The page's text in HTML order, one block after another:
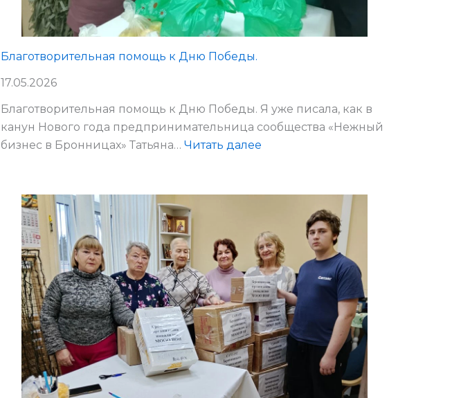
Благотворительная помощь к Дню Победы.
17.05.2026
Благотворительная помощь к Дню Победы. Я уже писала, как в
канун Нового года предпринимательница сообщества «Нежный
бизнес в Бронницах» Татьяна… Читать далее
к
Победы.